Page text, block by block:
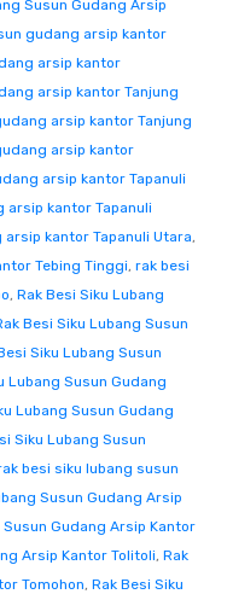
Susun Gudang Arsip
gudang arsip kantor
arsip kantor
arsip kantor Tanjung
arsip kantor Tanjung
arsip kantor
arsip kantor Tapanuli
arsip kantor Tapanuli
kantor Tapanuli Utara,
Tebing Tinggi, rak besi
, Rak Besi Siku Lubang
Besi Siku Lubang Susun
Siku Lubang Susun
Lubang Susun Gudang
Lubang Susun Gudang
Siku Lubang Susun
besi siku lubang susun
Susun Gudang Arsip
Susun Gudang Arsip Kantor
Arsip Kantor Tolitoli, Rak
Tomohon, Rak Besi Siku